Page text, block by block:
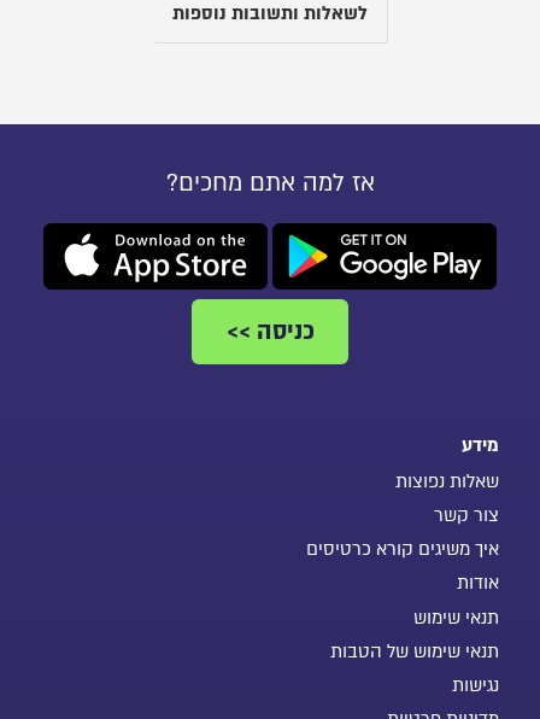
לשאלות ותשובות נוספות
אז למה אתם מחכים?
להורדת
האפליקציה
לאנדרואיד"
להורדת
האפליקציה
לאייפון"
כניסה >>
מידע
שאלות נפוצות
צור קשר
איך משיגים קורא כרטיסים
אודות
תנאי שימוש
תנאי שימוש של הטבות
נגישות